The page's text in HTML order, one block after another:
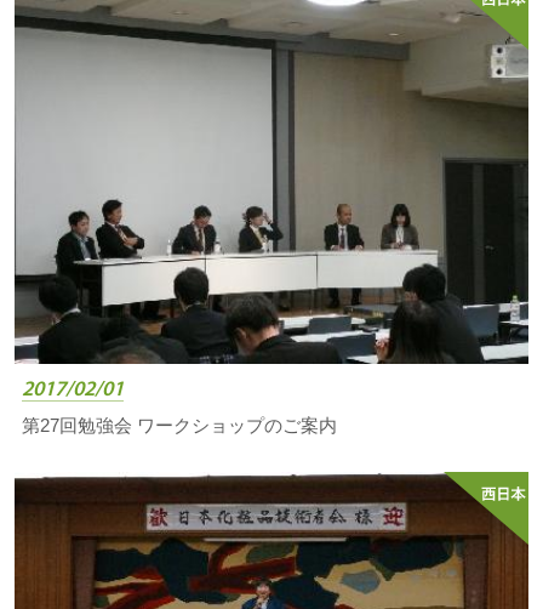
2017/02/01
第27回勉強会 ワークショップのご案内